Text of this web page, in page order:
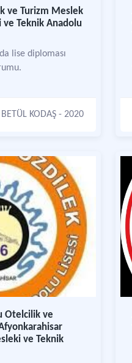
ve Turizm Meslek
Teknik Anadolu
lise diploması
BETÜL KODAŞ - 2020
Otelcilik ve
ve Teknik